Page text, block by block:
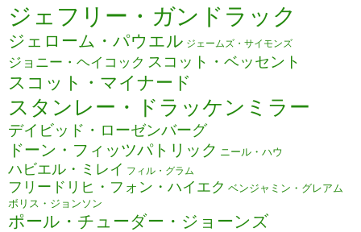
ジェフリー・ガンドラック
ジェローム・パウエル ジェームズ・サイモンズ
ジョニー・ヘイコック スコット・ベッセント
スコット・マイナード
スタンレー・ドラッケンミラー
デイビッド・ローゼンバーグ
ドーン・フィッツパトリック ニール・ハウ
ハビエル・ミレイ フィル・グラム
フリードリヒ・フォン・ハイエク ベンジャミン・グレアム
ボリス・ジョンソン
ポール・チューダー・ジョーンズ